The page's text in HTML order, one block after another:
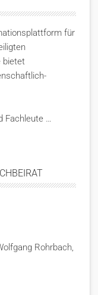
für
bietet
Fachleute …
Rohrbach,